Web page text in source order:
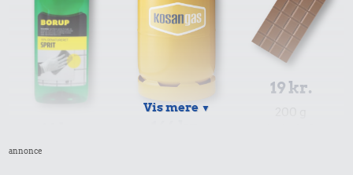
Husholdningssprit
19 kr.
Vis mere ▼
annonce